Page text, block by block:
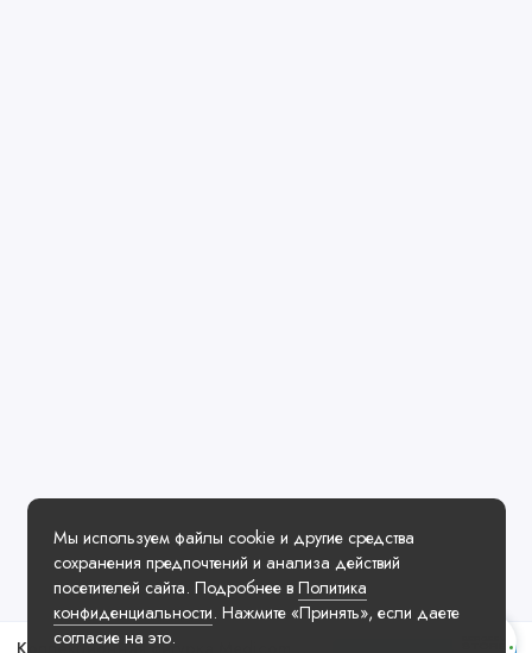
Мы используем файлы cookie и другие средства
сохранения предпочтений и анализа действий
посетителей сайта. Подробнее в Политика
конфиденциальности. Нажмите «Принять», если даете
согласие на это.